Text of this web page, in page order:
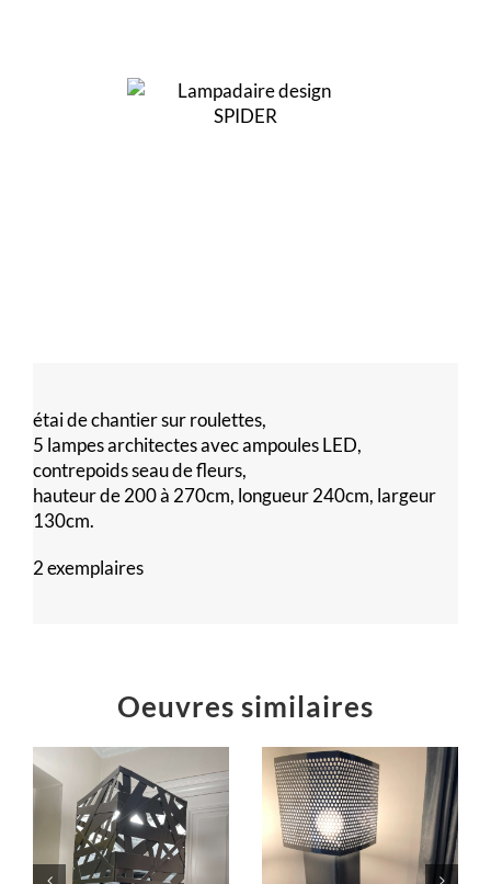
étai de chantier sur roulettes,
5 lampes architectes avec ampoules LED,
contrepoids seau de fleurs,
hauteur de 200 à 270cm, longueur 240cm, largeur
130cm.
2 exemplaires
Oeuvres similaires
Table C en